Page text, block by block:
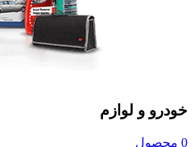
خودرو و لوازم
0 محصول